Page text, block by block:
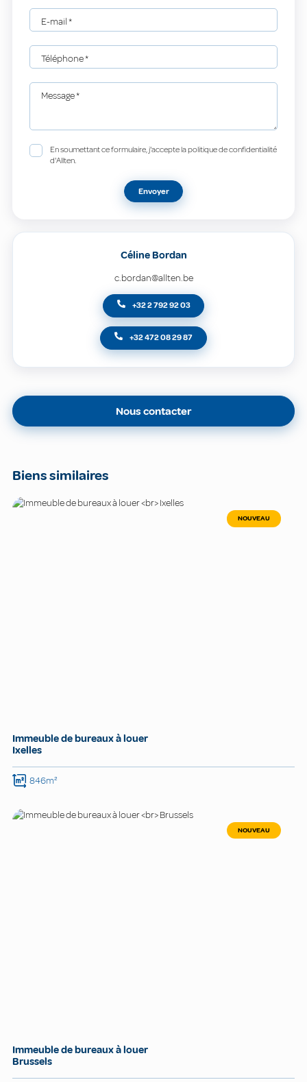
E-mail*
Téléphone*
Message*
En soumettant ce formulaire, j'accepte la politique de confidentialité
d'Allten.
Envoyer
Céline Bordan
c.bordan@allten.be
+32 2 792 92 03
+32 472 08 29 87
Nous contacter
Biens similaires
NOUVEAU
Immeuble de bureaux à louer
Ixelles
846m²
NOUVEAU
Immeuble de bureaux à louer
Brussels